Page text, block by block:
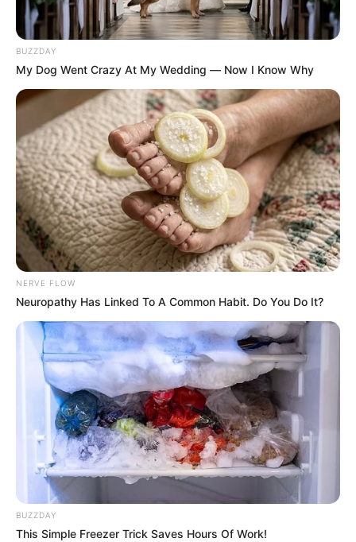
seguridadinstaladas en la zona y versiones de testigos,
tratan de encontrar responsabilidades.
COMPARTIR
ALERTA BOGOTÁ EN GOOGLE NEWS
TEMAS RELACIONADOS
POLICÍA DE TRÁNSITO ACCIDENTE DE TRÁNSITO
MANTÉNGASE EN ALERTA
interesan. Para estar bien informado, por
favor, active las notificaciones de Alerta.
ACTIVAR AHORA
TEMAS DESTACADOS
RECIBO DEL AGUA
CUNDINAMARCA
DESAPARECIDOS
BUZZDAY
My Dog Went Crazy At My Wedding — Now I Know Why
NERVE FLOW
Neuropathy Has Linked To A Common Habit. Do You Do It?
BUZZDAY
This Simple Freezer Trick Saves Hours Of Work!